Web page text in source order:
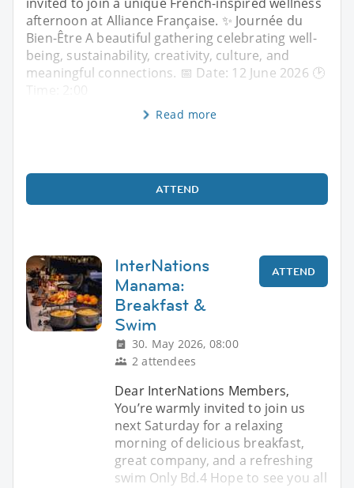
afternoon at Alliance Française. ✨ Journée du
Bien-Être A beautiful gathering celebrating well-
being, sustainability, creativity, culture, and
meaningful connections. 📅 Date: 12 June 2026 🕑
Time: 2:00
Read more
ATTEND
InterNations
Manama:
Breakfast &
Swim
30. May 2026, 08:00
2 attendees
ATTEND
Dear InterNations Members,
You’re warmly invited to join us
next Saturday for a relaxing
morning of delicious breakfast,
great company, and a refreshing
swim Only Bd.4 Hope to see you all